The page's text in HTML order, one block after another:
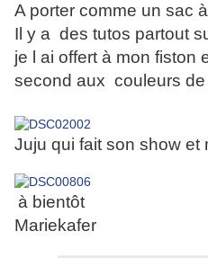
A porter comme un sac
Il y a des tutos partout
je l ai offert à mon fiston
second aux couleurs de
Juju qui fait son show et
à bientôt
Mariekafer